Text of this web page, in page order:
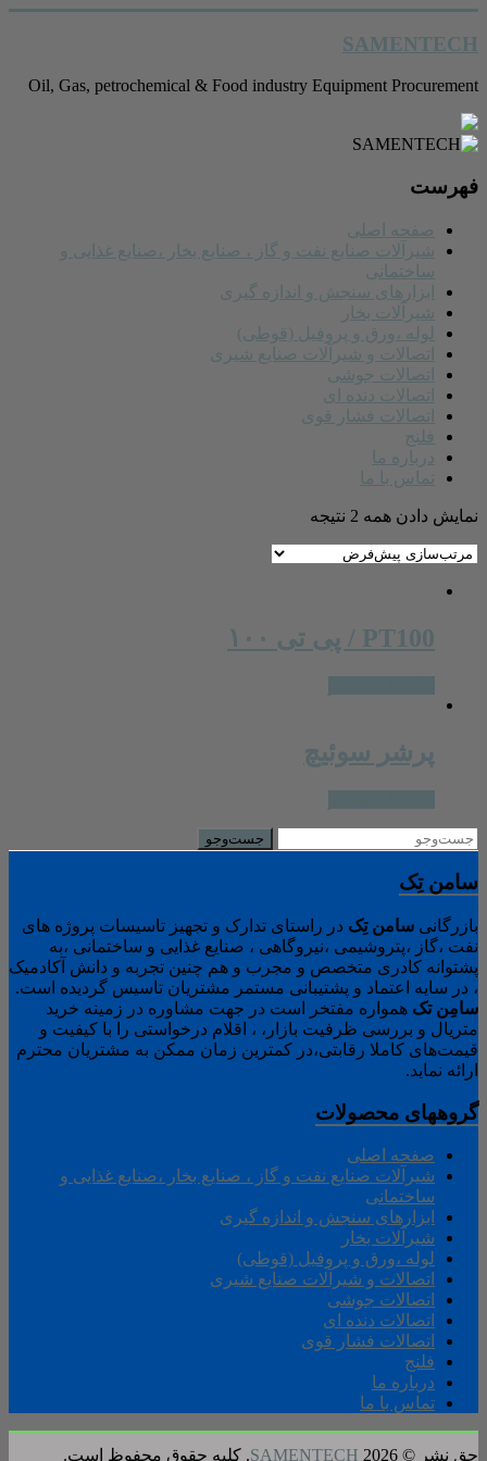
به
SAMENTECH
Oil, Gas, petrochemical & Food industry Equipment Procurement
فهرست
صفحه اصلی
شیرآلات صنایع نفت و گاز ، صنایع بخار ،صنایع غذایی و
ساختمانی
ابزارهای سنجش و اندازه گیری
شیرآلات بخار
لوله ،ورق و پروفیل (قوطی)
اتصالات و شیرآلات صنایع شیری
اتصالات جوشی
اتصالات دنده ای
اتصالات فشار قوی
فلنج
درباره ما
تماس با ما
نمایش دادن همه 2 نتیجه
PT100 / پی تی ۱۰۰
پرشر سوئیچ
سامن تِک
بازرگانی سامن تِک در راستای تدارک و تجهیز تاسیسات پروژه های
نفت ،گاز ،پتروشیمی ،نیروگاهی ، صنایع غذایی و ساختمانی ،به
پشتوانه کادری متخصص و مجرب و هم چنین تجربه و دانش آکادمیک
، در سایه اعتماد و پشتیبانی مستمر مشتریان تاسیس گردیده است.
سامِن تک همواره مفتخر است در جهت مشاوره در زمینه خرید
متریال و بررسی ظرفیت بازار، ، اقلام درخواستی را با کیفیت و
قیمت‌های کاملا رقابتی،در کمترین زمان ممکن به مشتریان محترم
ارائه نماید.
گروههای محصولات
صفحه اصلی
شیرآلات صنایع نفت و گاز ، صنایع بخار ،صنایع غذایی و
ساختمانی
ابزارهای سنجش و اندازه گیری
شیرآلات بخار
لوله ،ورق و پروفیل (قوطی)
اتصالات و شیرآلات صنایع شیری
اتصالات جوشی
اتصالات دنده ای
اتصالات فشار قوی
فلنج
درباره ما
تماس با ما
حق نشر © 2026 SAMENTECH. کلیه حقوق محفوظ است.